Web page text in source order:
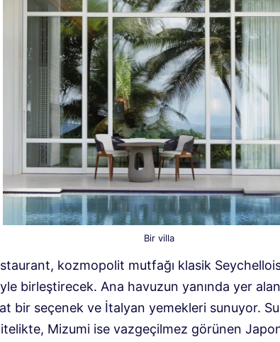
Bir villa
kozmopolit mutfağı klasik
birleştirecek. Ana havuzun yanında yer
bir seçenek ve İtalyan yemekleri sunuyor.
Mizumi ise vazgeçilmez görünen